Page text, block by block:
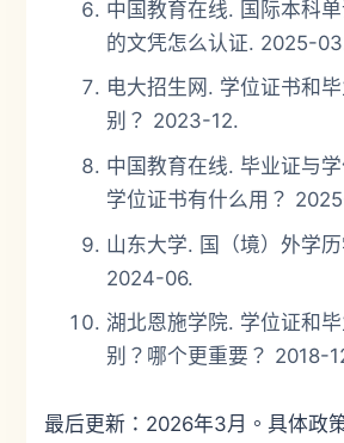
中国教育在线. 国际本科
的文凭怎么认证. 2025-
电大招生网. 学位证书和
别？ 2023-12.
中国教育在线. 毕业证与
学位证书有什么用？
山东大学. 国（境）外学
2024-06.
湖北恩施学院. 学位证和
别？哪个更重要？ 2018-
最后更新：2026年3月。具体政